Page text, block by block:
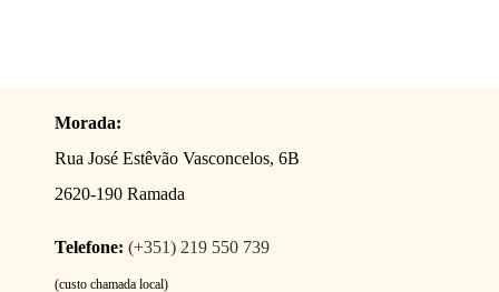
Morada:
Rua José Estêvão Vasconcelos, 6B
2620-190 Ramada
Telefone: (+351) 219 550 739
(custo chamada local)